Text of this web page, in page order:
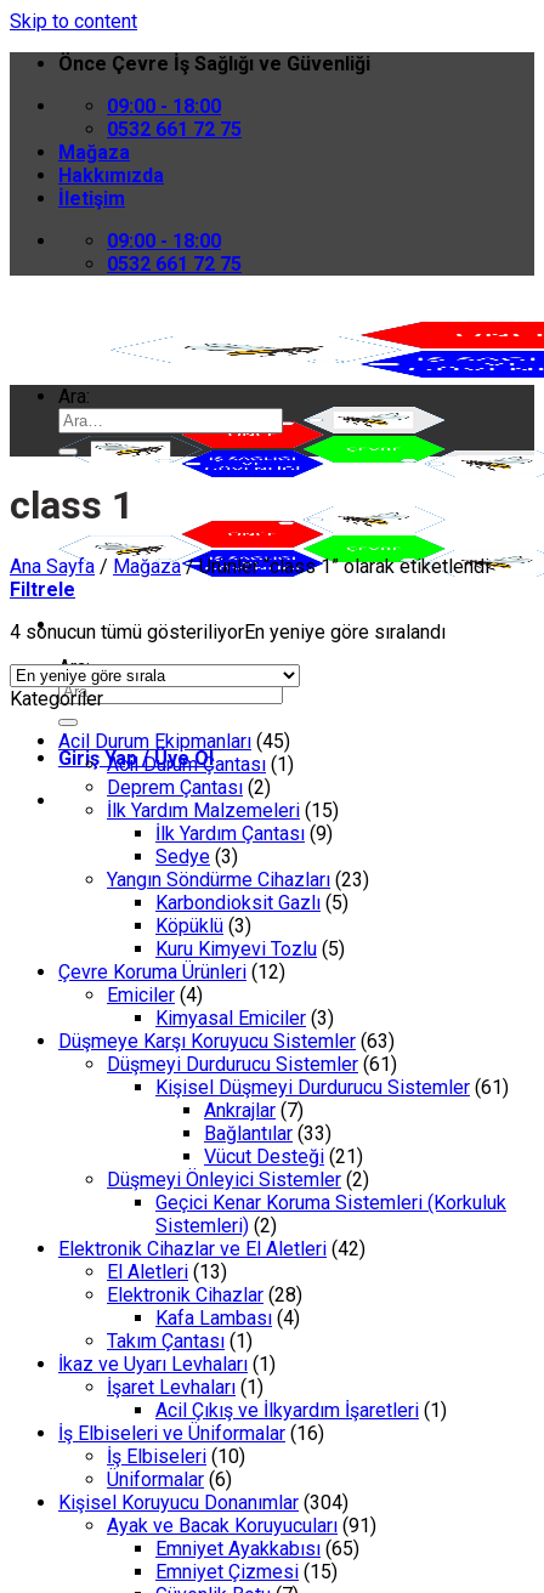
Skip to content
Önce Çevre İş Sağlığı ve Güvenliği
09:00 - 18:00
0532 661 72 75
Mağaza
Hakkımızda
İletişim
09:00 - 18:00
0532 661 72 75
Ara:
Giriş Yap / Üye Ol
Ara:
class 1
Ana Sayfa / Mağaza /Ürünler “class 1” olarak etiketlendi
Filtrele
4 sonucun tümü gösteriliyorEn yeniye göre sıralandı
Kategoriler
Acil Durum Ekipmanları (45)
Acil Durum Çantası (1)
Deprem Çantası (2)
İlk Yardım Malzemeleri (15)
İlk Yardım Çantası (9)
Sedye (3)
Yangın Söndürme Cihazları (23)
Karbondioksit Gazlı (5)
Köpüklü (3)
Kuru Kimyevi Tozlu (5)
Çevre Koruma Ürünleri (12)
Emiciler (4)
Kimyasal Emiciler (3)
Düşmeye Karşı Koruyucu Sistemler (63)
Düşmeyi Durdurucu Sistemler (61)
Kişisel Düşmeyi Durdurucu Sistemler (61)
Ankrajlar (7)
Bağlantılar (33)
Vücut Desteği (21)
Düşmeyi Önleyici Sistemler (2)
Geçici Kenar Koruma Sistemleri (Korkuluk
Sistemleri) (2)
Elektronik Cihazlar ve El Aletleri (42)
El Aletleri (13)
Elektronik Cihazlar (28)
Kafa Lambası (4)
Takım Çantası (1)
İkaz ve Uyarı Levhaları (1)
İşaret Levhaları (1)
Acil Çıkış ve İlkyardım İşaretleri (1)
İş Elbiseleri ve Üniformalar (16)
İş Elbiseleri (10)
Üniformalar (6)
Kişisel Koruyucu Donanımlar (304)
Ayak ve Bacak Koruyucuları (91)
Emniyet Ayakkabısı (65)
Emniyet Çizmesi (15)